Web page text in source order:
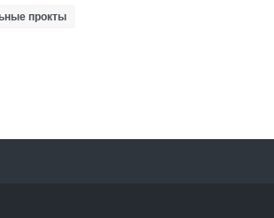
прокты